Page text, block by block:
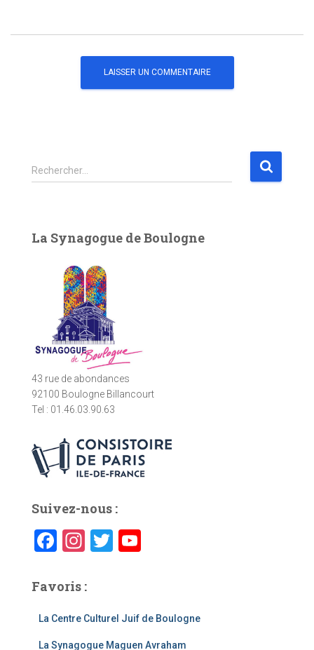
R
e
r
Rechercher…
La Synagogue de Boulogne
43 rue de abondances
92100 Boulogne Billancourt
Tel : 01.46.03.90.63
Suivez-nous :
F
c
e
b
In
a
gr
a
T
er
T
u
Favoris :
La Centre Culturel Juif de Boulogne
La Synagogue Maguen Avraham